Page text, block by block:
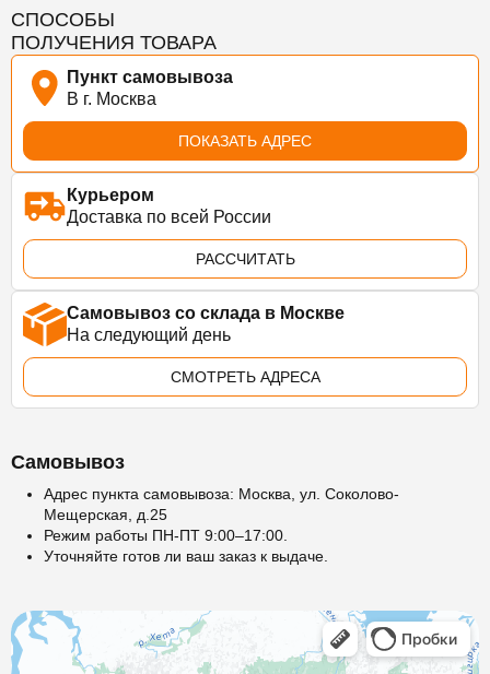
СПОСОБЫ
ПОЛУЧЕНИЯ ТОВАРА
Пункт самовывоза
В г. Москва
ПОКАЗАТЬ АДРЕС
Курьером
Доставка по всей России
РАССЧИТАТЬ
Самовывоз со склада в Москве
На следующий день
СМОТРЕТЬ АДРЕСА
Самовывоз
Адрес пункта самовывоза: Москва, ул. Соколово-
Мещерская, д.25
Режим работы ПН-ПТ 9:00–17:00.
Уточняйте готов ли ваш заказ к выдаче.